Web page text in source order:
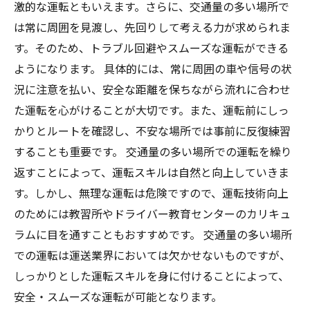
激的な運転ともいえます。さらに、交通量の多い場所で
は常に周囲を見渡し、先回りして考える力が求められま
す。そのため、トラブル回避やスムーズな運転ができる
ようになります。 具体的には、常に周囲の車や信号の状
況に注意を払い、安全な距離を保ちながら流れに合わせ
た運転を心がけることが大切です。また、運転前にしっ
かりとルートを確認し、不安な場所では事前に反復練習
することも重要です。 交通量の多い場所での運転を繰り
返すことによって、運転スキルは自然と向上していきま
す。しかし、無理な運転は危険ですので、運転技術向上
のためには教習所やドライバー教育センターのカリキュ
ラムに目を通すこともおすすめです。 交通量の多い場所
での運転は運送業界においては欠かせないものですが、
しっかりとした運転スキルを身に付けることによって、
安全・スムーズな運転が可能となります。